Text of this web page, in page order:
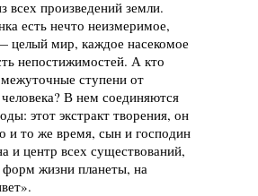
всех произведений земли.
есть нечто неизмеримое,
целый мир, каждое насекомое
непостижимостей. А кто
ступени от
В нем соединяются
этот экстракт творения, он
и то же время, сын и господин
и центр всех существований,
форм жизни планеты, на